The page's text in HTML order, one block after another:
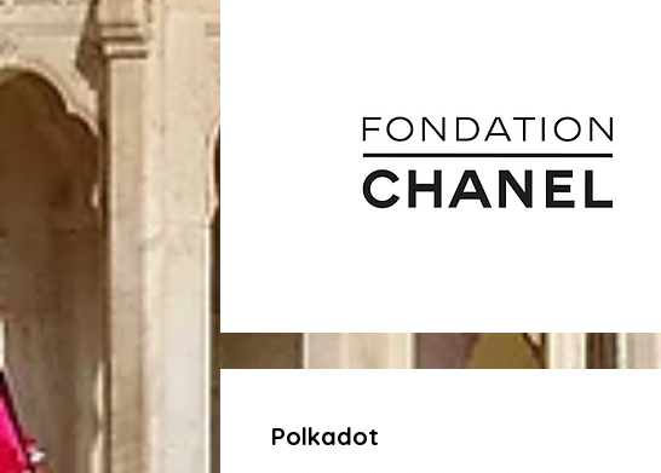
Polkadot